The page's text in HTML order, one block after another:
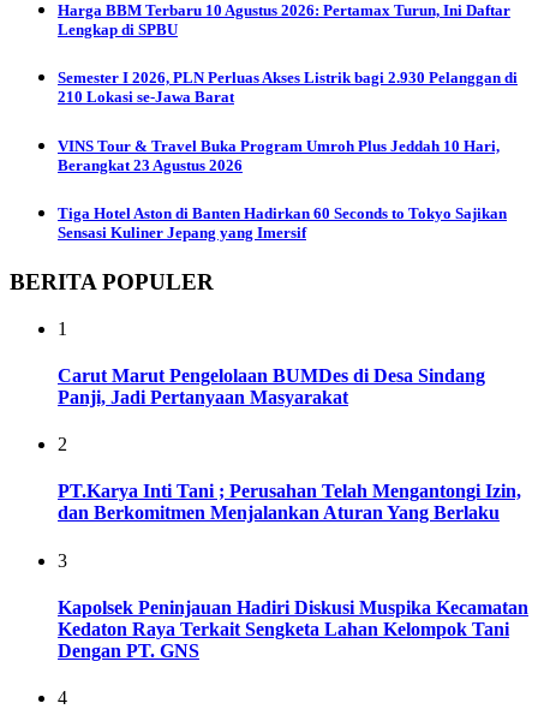
Harga BBM Terbaru 10 Agustus 2026: Pertamax Turun, Ini Daftar
Lengkap di SPBU
Semester I 2026, PLN Perluas Akses Listrik bagi 2.930 Pelanggan di
210 Lokasi se-Jawa Barat
VINS Tour & Travel Buka Program Umroh Plus Jeddah 10 Hari,
Berangkat 23 Agustus 2026
Tiga Hotel Aston di Banten Hadirkan 60 Seconds to Tokyo Sajikan
Sensasi Kuliner Jepang yang Imersif
BERITA POPULER
1
Carut Marut Pengelolaan BUMDes di Desa Sindang
Panji, Jadi Pertanyaan Masyarakat
2
PT.Karya Inti Tani ; Perusahan Telah Mengantongi Izin,
dan Berkomitmen Menjalankan Aturan Yang Berlaku
3
Kapolsek Peninjauan Hadiri Diskusi Muspika Kecamatan
Kedaton Raya Terkait Sengketa Lahan Kelompok Tani
Dengan PT. GNS
4